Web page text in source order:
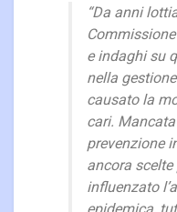
“Da anni
e indaghi su
nella
causato la
cari.
prevenzione
ancora
influenzato